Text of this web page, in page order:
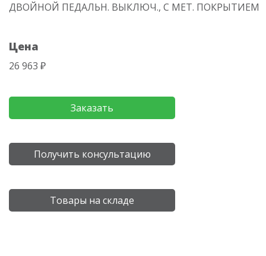
ДВОЙНОЙ ПЕДАЛЬН. ВЫКЛЮЧ., С МЕТ. ПОКРЫТИЕМ
Цена
26 963 ₽
Заказать
Получить консультацию
Товары на складе